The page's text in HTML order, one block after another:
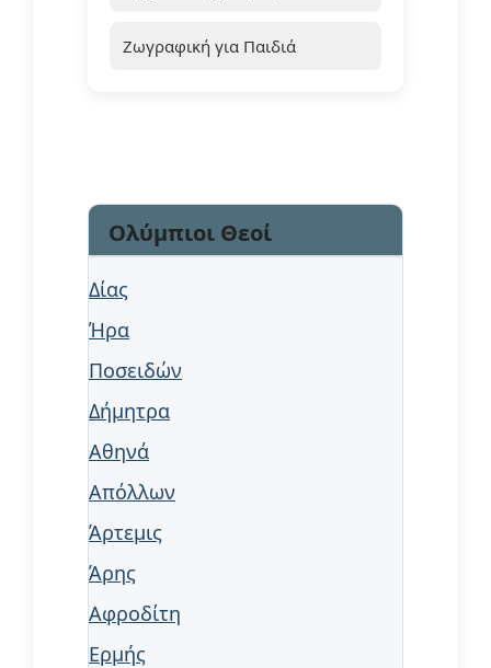
Ζωγραφική για Παιδιά
Ολύμπιοι Θεοί
Δίας
Ήρα
Ποσειδών
Δήμητρα
Αθηνά
Απόλλων
Άρτεμις
Άρης
Αφροδίτη
Ερμής